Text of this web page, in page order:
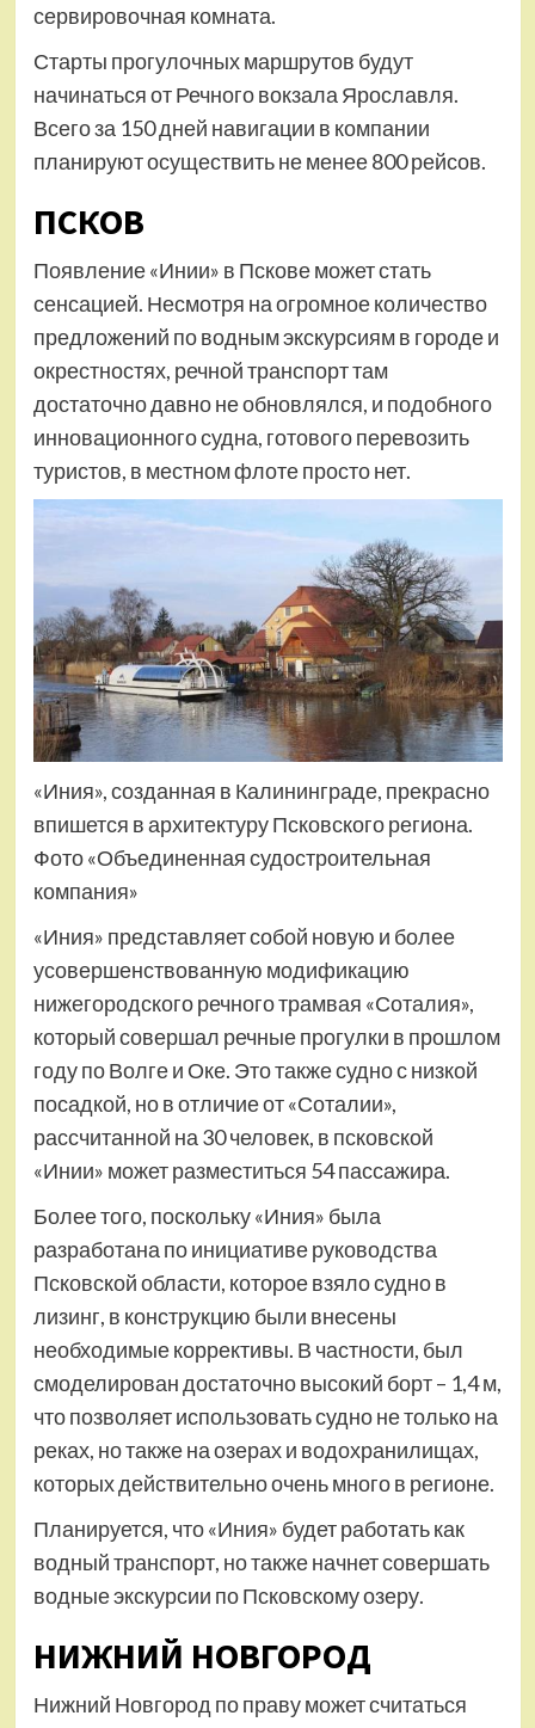
сервировочная комната.
Старты прогулочных маршрутов будут
начинаться от Речного вокзала Ярославля.
Всего за 150 дней навигации в компании
планируют осуществить не менее 800 рейсов.
ПСКОВ
Появление «Инии» в Пскове может стать
сенсацией. Несмотря на огромное количество
предложений по водным экскурсиям в городе и
окрестностях, речной транспорт там
достаточно давно не обновлялся, и подобного
инновационного судна, готового перевозить
туристов, в местном флоте просто нет.
«Иния», созданная в Калининграде, прекрасно
впишется в архитектуру Псковского региона.
Фото «Объединенная судостроительная
компания»
«Иния» представляет собой новую и более
усовершенствованную модификацию
нижегородского речного трамвая «Соталия»,
который совершал речные прогулки в прошлом
году по Волге и Оке. Это также судно с низкой
посадкой, но в отличие от «Соталии»,
рассчитанной на 30 человек, в псковской
«Инии» может разместиться 54 пассажира.
Более того, поскольку «Иния» была
разработана по инициативе руководства
Псковской области, которое взяло судно в
лизинг, в конструкцию были внесены
необходимые коррективы. В частности, был
смоделирован достаточно высокий борт – 1,4 м,
что позволяет использовать судно не только на
реках, но также на озерах и водохранилищах,
которых действительно очень много в регионе.
Планируется, что «Иния» будет работать как
водный транспорт, но также начнет совершать
водные экскурсии по Псковскому озеру.
НИЖНИЙ НОВГОРОД
Нижний Новгород по праву может считаться